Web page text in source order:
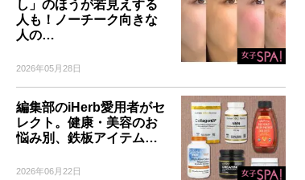
し」のほうが若見えする
人も！ノーチーク向きな
人の…
2026年05月28日
編集部のiHerb愛用者がセ
レクト。健康・美容のお
悩み別、鉄板アイテム…
2026年06月22日